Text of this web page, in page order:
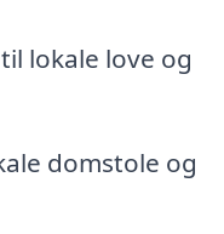
lokale love og
domstole og